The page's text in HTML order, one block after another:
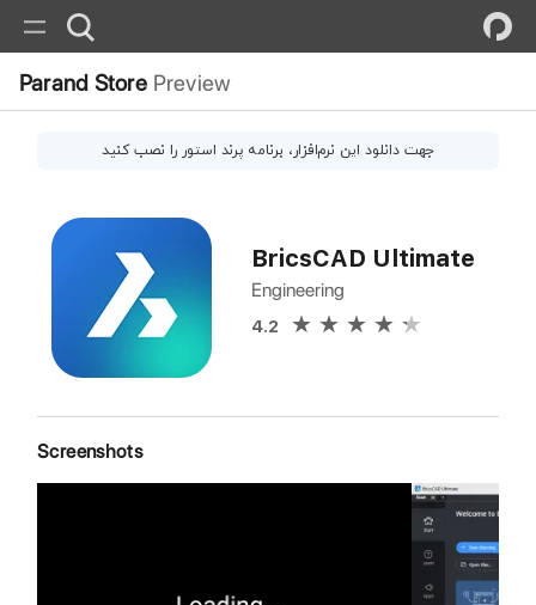
Parand Store Preview
جهت دانلود این نرم‌افزار، برنامه پرند استور را نصب کنید
BricsCAD Ultimate
Engineering
4.2
Screenshots